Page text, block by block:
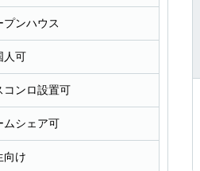
プンハウス
人可
コンロ設置可
ムシェア可
向け